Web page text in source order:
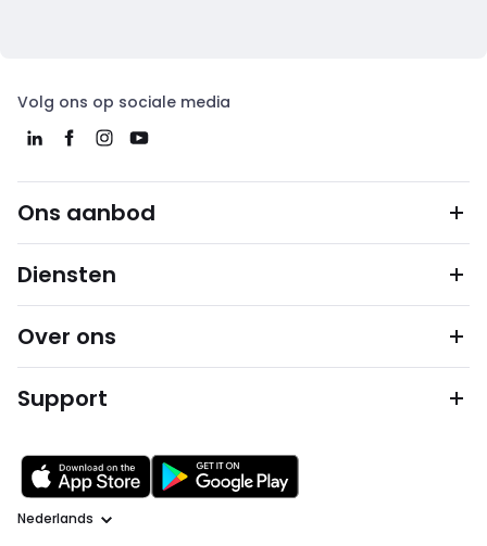
Volg ons op sociale media
Ons aanbod
Diensten
Over ons
Support
Taal